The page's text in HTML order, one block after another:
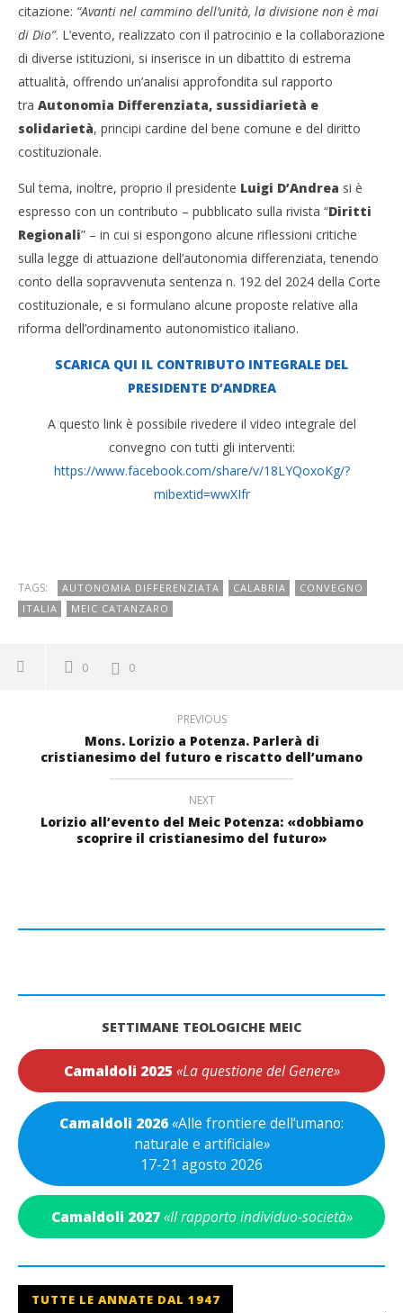
citazione: “Avanti nel cammino dell’unità, la divisione non è mai
di Dio”. L’evento, realizzato con il patrocinio e la collaborazione
di diverse istituzioni, si inserisce in un dibattito di estrema
attualità, offrendo un’analisi approfondita sul rapporto
tra Autonomia Differenziata, sussidiarietà e
solidarietà, principi cardine del bene comune e del diritto
costituzionale.
Sul tema, inoltre, proprio il presidente Luigi D’Andrea si è
espresso con un contributo – pubblicato sulla rivista “Diritti
Regionali” – in cui si espongono alcune riflessioni critiche
sulla legge di attuazione dell’autonomia differenziata, tenendo
conto della sopravvenuta sentenza n. 192 del 2024 della Corte
costituzionale, e si formulano alcune proposte relative alla
riforma dell’ordinamento autonomistico italiano.
SCARICA QUI IL CONTRIBUTO INTEGRALE DEL
PRESIDENTE D’ANDREA
A questo link è possibile rivedere il video integrale del
convegno con tutti gli interventi:
https://www.facebook.com/share/v/18LYQoxoKg/?
mibextid=wwXIfr
TAGS: AUTONOMIA DIFFERENZIATA CALABRIA
CONVEGNO
ITALIA
MEIC CATANZARO
0 0
PREVIOUS
Mons. Lorizio a Potenza. Parlerà di
cristianesimo del futuro e riscatto dell’umano
NEXT
Lorizio all’evento del Meic Potenza: «dobbiamo
scoprire il cristianesimo del futuro»
SETTIMANE TEOLOGICHE MEIC
Camaldoli 2025 «La questione del Genere»
Camaldoli 2026«Alle frontiere dell’umano:
naturale e artificiale»
17-21 agosto 2026
Camaldoli 2027 «Il rapporto individuo-società»
TUTTE LE ANNATE DAL 1947